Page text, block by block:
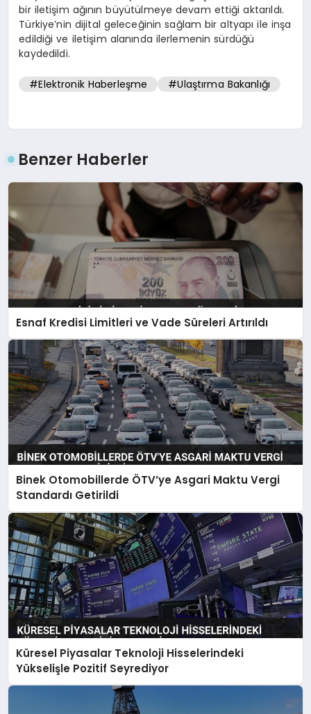
bir iletişim ağının büyütülmeye devam ettiği aktarıldı.
Türkiye’nin dijital geleceğinin sağlam bir altyapı ile inşa
edildiği ve iletişim alanında ilerlemenin sürdüğü
kaydedildi.
#Elektronik Haberleşme #Ulaştırma Bakanlığı
Benzer Haberler
Esnaf Kredisi Limitleri ve Vade Süreleri Artırıldı
Binek Otomobillerde ÖTV’ye Asgari Maktu Vergi
Standardı Getirildi
Küresel Piyasalar Teknoloji Hisselerindeki
Yükselişle Pozitif Seyrediyor